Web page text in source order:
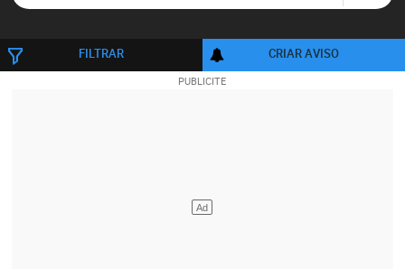
FILTRAR CRIAR AVISO